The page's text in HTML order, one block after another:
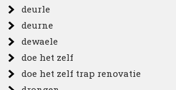
deurle
deurne
dewaele
doe het zelf
doe het zelf trap renovatie